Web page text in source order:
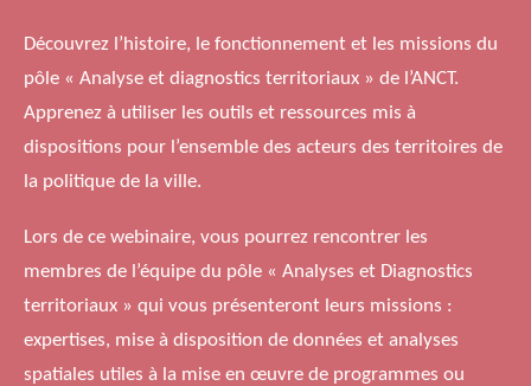
Découvrez l’histoire, le fonctionnement et les missions du
pôle « Analyse et diagnostics territoriaux » de l’ANCT.
Apprenez à utiliser les outils et ressources mis à
dispositions pour l’ensemble des acteurs des territoires de
la politique de la ville.
Lors de ce webinaire, vous pourrez rencontrer les
membres de l’équipe du pôle « Analyses et Diagnostics
territoriaux » qui vous présenteront leurs missions :
expertises, mise à disposition de données et analyses
spatiales utiles à la mise en œuvre de programmes ou